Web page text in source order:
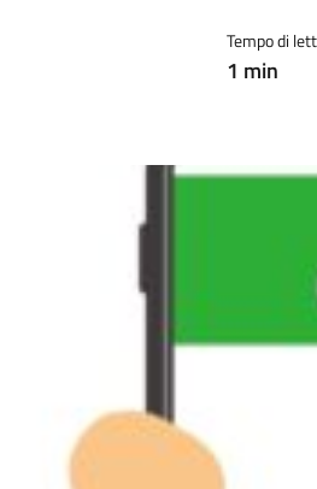
Tempo di
1 min